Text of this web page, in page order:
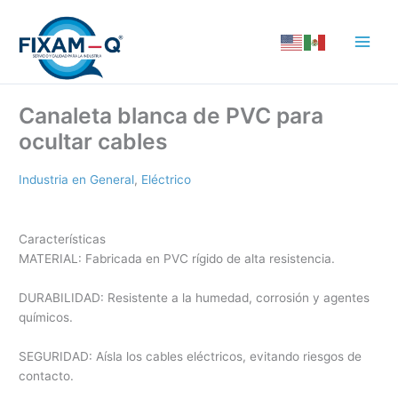
contenido
Canaleta blanca de PVC para
ocultar cables
Industria en General, Eléctrico
Características
MATERIAL: Fabricada en PVC rígido de alta resistencia.
DURABILIDAD: Resistente a la humedad, corrosión y agentes
químicos.
SEGURIDAD: Aísla los cables eléctricos, evitando riesgos de
contacto.